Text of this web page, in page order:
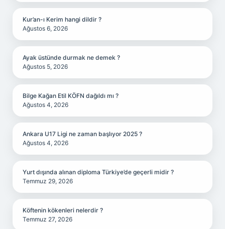
Kur’an-ı Kerim hangi dildir ?
Ağustos 6, 2026
Ayak üstünde durmak ne demek ?
Ağustos 5, 2026
Bilge Kağan Etil KÖFN dağıldı mı ?
Ağustos 4, 2026
Ankara U17 Ligi ne zaman başlıyor 2025 ?
Ağustos 4, 2026
Yurt dışında alınan diploma Türkiye’de geçerli midir ?
Temmuz 29, 2026
Köftenin kökenleri nelerdir ?
Temmuz 27, 2026